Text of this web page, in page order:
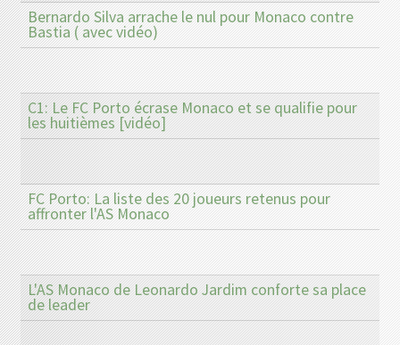
Bernardo Silva arrache le nul pour Monaco contre
Bastia ( avec vidéo)
C1: Le FC Porto écrase Monaco et se qualifie pour
les huitièmes [vidéo]
FC Porto: La liste des 20 joueurs retenus pour
affronter l'AS Monaco
L'AS Monaco de Leonardo Jardim conforte sa place
de leader